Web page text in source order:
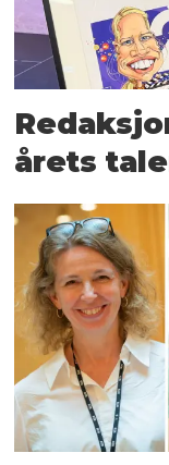
årets